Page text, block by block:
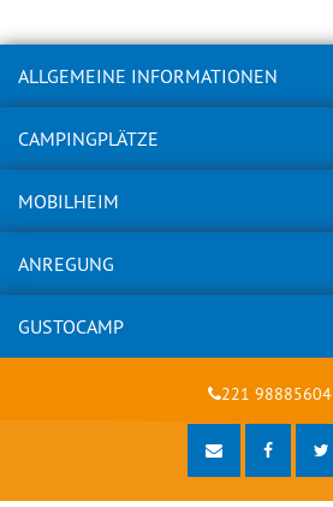
ALLGEMEINE INFORMATIONEN
CAMPINGPLÄTZE
MOBILHEIM
ANREGUNG
GUSTOCAMP
221 98885604